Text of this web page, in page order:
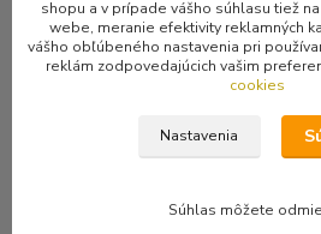
Kompletné špecifikácie
Červené pánske tričko s krátkym
Jackson Is Not Dead a postavou
Vzadu na chrbte je opísaný Majklov
nesmrteľnosť. Napríklad: "Po dlhšie
vzácne vyskytla zmena farby moču.
môže pravdepodobne vyvolať
shopu a v prípade vášho súhlasu tiež
webe, meranie efektivity reklamných
vášho obľúbeného nastavenia pri
reklám zodpovedajúcich vašim
cookies
Nastavenia
Súhlas môžete